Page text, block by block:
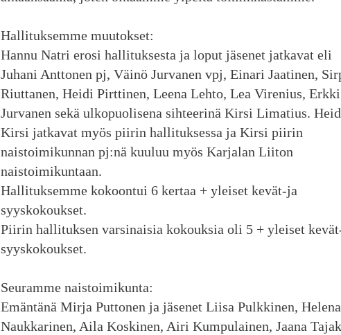
Hallituksemme muutokset:
Hannu Natri erosi hallituksesta ja loput jäsenet jatkavat eli
Juhani Anttonen pj, Väinö Jurvanen vpj, Einari Jaatinen,
Riuttanen, Heidi Pirttinen, Leena Lehto, Lea Virenius, Erkki
Jurvanen sekä ulkopuolisena sihteerinä Kirsi Limatius.
Kirsi jatkavat myös piirin hallituksessa ja Kirsi piirin
naistoimikunnan pj:nä kuuluu myös Karjalan Liiton
naistoimikuntaan.
Hallituksemme kokoontui 6 kertaa + yleiset kevät-ja
syyskokoukset.
Piirin hallituksen varsinaisia kokouksia oli 5 + yleiset
syyskokoukset.
Seuramme naistoimikunta:
Emäntänä Mirja Puttonen ja jäsenet Liisa Pulkkinen, Helena
Naukkarinen, Aila Koskinen, Airi Kumpulainen, Jaana